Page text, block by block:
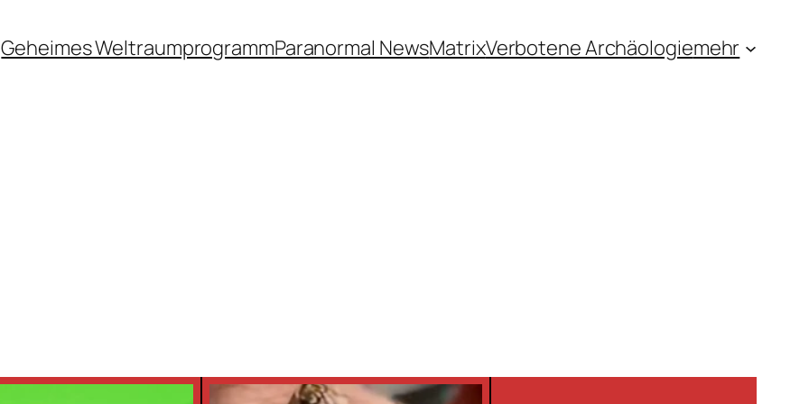
Geheimes WeltraumprogrammParanormal NewsMatrixVerbotene Archäologiemehr